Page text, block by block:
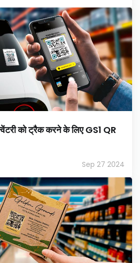
को ट्रैक करने के लिए GS1 QR
Sep 27 2024